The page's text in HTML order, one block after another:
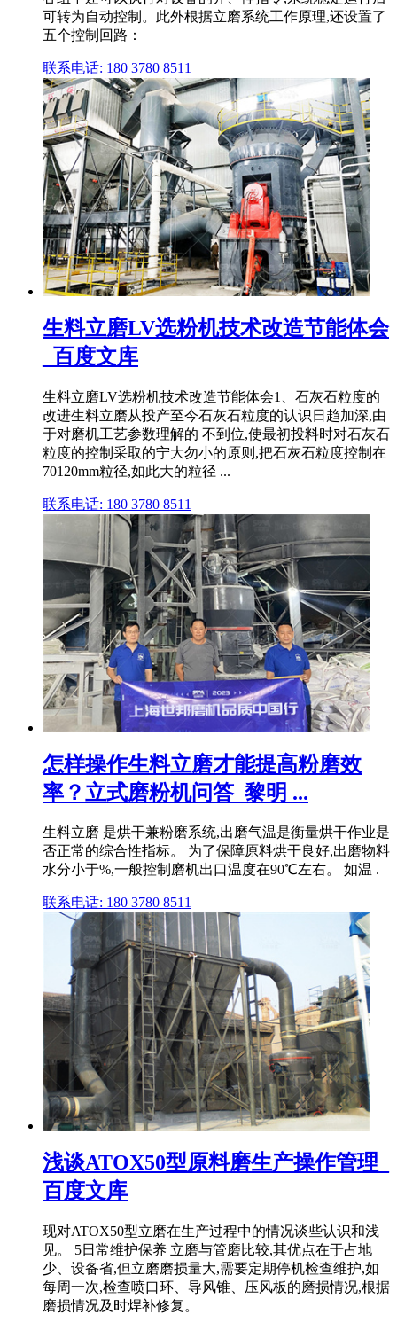
可转为自动控制。此外根据立磨系统工作原理,还设置了
五个控制回路：
联系电话: 180 3780 8511
生料立磨LV选粉机技术改造节能体会
_百度文库
生料立磨LV选粉机技术改造节能体会1、石灰石粒度的
改进生料立磨从投产至今石灰石粒度的认识日趋加深,由
于对磨机工艺参数理解的 不到位,使最初投料时对石灰石
粒度的控制采取的宁大勿小的原则,把石灰石粒度控制在
70120mm粒径,如此大的粒径 ...
联系电话: 180 3780 8511
怎样操作生料立磨才能提高粉磨效
率？立式磨粉机问答_黎明 ...
生料立磨 是烘干兼粉磨系统,出磨气温是衡量烘干作业是
否正常的综合性指标。 为了保障原料烘干良好,出磨物料
水分小于%,一般控制磨机出口温度在90℃左右。 如温 .
联系电话: 180 3780 8511
浅谈ATOX50型原料磨生产操作管理_
百度文库
现对ATOX50型立磨在生产过程中的情况谈些认识和浅
见。 5日常维护保养 立磨与管磨比较,其优点在于占地
少、设备省,但立磨磨损量大,需要定期停机检查维护,如
每周一次,检查喷口环、导风锥、压风板的磨损情况,根据
磨损情况及时焊补修复。